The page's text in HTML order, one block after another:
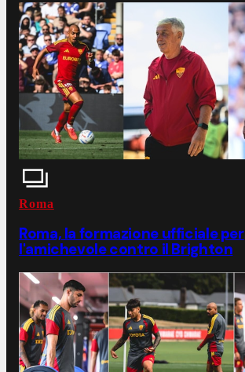
Roma
Roma, la formazione ufficiale per
l'amichevole contro il Brighton